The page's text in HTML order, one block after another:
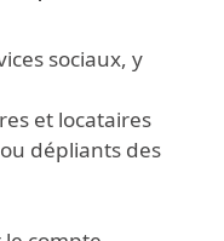
sociaux, y
et locataires
dépliants des